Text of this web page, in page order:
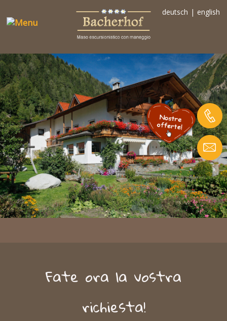
deutsch | english
Fate ora la vostra
richiesta!